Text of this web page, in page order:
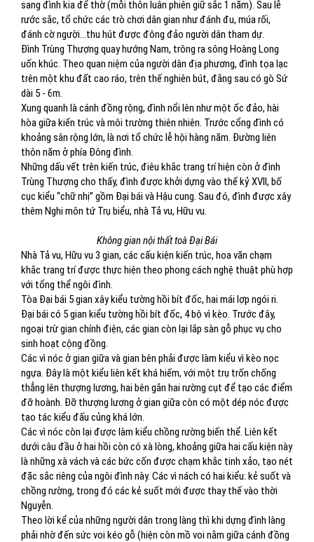
sang đình kia để thờ (mỗi thôn luân phiên giữ sắc 1 năm). Sau lễ
rước sắc, tổ chức các trò chơi dân gian như đánh đu, múa rối,
đánh cờ người…thu hút được đông đảo người dân tham dự.
Đình Trùng Thượng quay hướng Nam, trông ra sông Hoàng Long
uốn khúc. Theo quan niệm của người dân địa phương, đình tọa lạc
trên một khu đất cao ráo, trên thế nghiên bút, đằng sau có gò Sứ
dài 5 - 6m.
Xung quanh là cánh đồng rộng, đình nổi lên như một ốc đảo, hài
hòa giữa kiến trúc và môi trường thiên nhiên. Trước cổng đình có
khoảng sân rộng lớn, là nơi tổ chức lễ hội hàng năm. Đường liên
thôn năm ở phía Đông đình.
Những dấu vết trên kiến trúc, điêu khắc trang trí hiện còn ở đình
Trùng Thượng cho thấy, đình được khởi dựng vào thế kỷ XVII, bố
cục kiểu “chữ nhị” gồm Đại bái và Hậu cung. Sau đó, đình được xây
thêm Nghi môn tứ Trụ biểu, nhà Tả vu, Hữu vu.
Không gian nội thất toà Đại Bái
Nhà Tả vu, Hữu vu 3 gian, các cấu kiện kiến trúc, hoa văn chạm
khắc trang trí được thực hiện theo phong cách nghệ thuật phù hợp
với tổng thể ngôi đình.
Tòa Đại bái 5 gian xây kiểu tường hồi bít đốc, hai mái lợp ngói ri.
Đại bái có 5 gian kiểu tường hồi bít đốc, 4 bộ vì kèo. Trước đây,
ngoại trừ gian chính điện, các gian còn lại lắp sàn gỗ phục vụ cho
sinh hoạt cộng đồng.
Các vì nóc ở gian giữa và gian bên phải được làm kiểu vì kèo nọc
ngựa. Đây là một kiểu liên kết khá hiếm, với một trụ trốn chống
thẳng lên thượng lương, hai bên gắn hai rường cụt để tạo các điểm
đỡ hoành. Đỡ thượng lương ở gian giữa còn có một dép nóc được
tạo tác kiểu đấu củng khá lớn.
Các vì nóc còn lại được làm kiểu chồng rường biến thể. Liên kết
dưới câu đầu ở hai hồi còn có xà lòng, khoảng giữa hai cấu kiện này
là những xà vách và các bức cốn được chạm khắc tinh xảo, tạo nét
đặc sắc riêng của ngôi đình này. Các vì nách có hai kiểu: kẻ suốt và
chồng rường, trong đó các kẻ suốt mới được thay thế vào thời
Nguyễn.
Theo lời kể của những người dân trong làng thì khi dựng đình làng
phải nhờ đến sức voi kéo gỗ (hiện còn mồ voi nằm giữa cánh đồng